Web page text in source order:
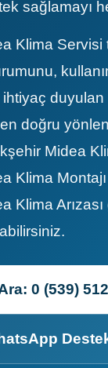
sağlamayı
Klima Servisi
duyulan
doğru
Midea
Klima
Klima
0 (539)